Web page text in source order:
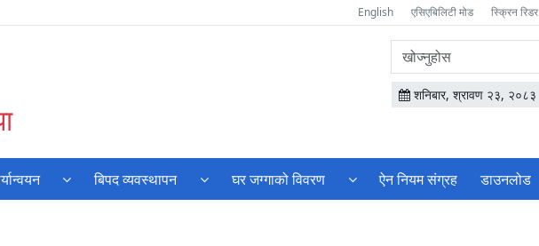
English एसिएबिलिटी मोड स्क्रिन रिडर
वेबसाइटमा
सामग्री
खोज्नुहोस
शनिबार, श्रावण २३, २०८३
बिपद व्यवस्थापन घर जग्गाको विवरण ऐन नियम संग्रह डाउनलोड